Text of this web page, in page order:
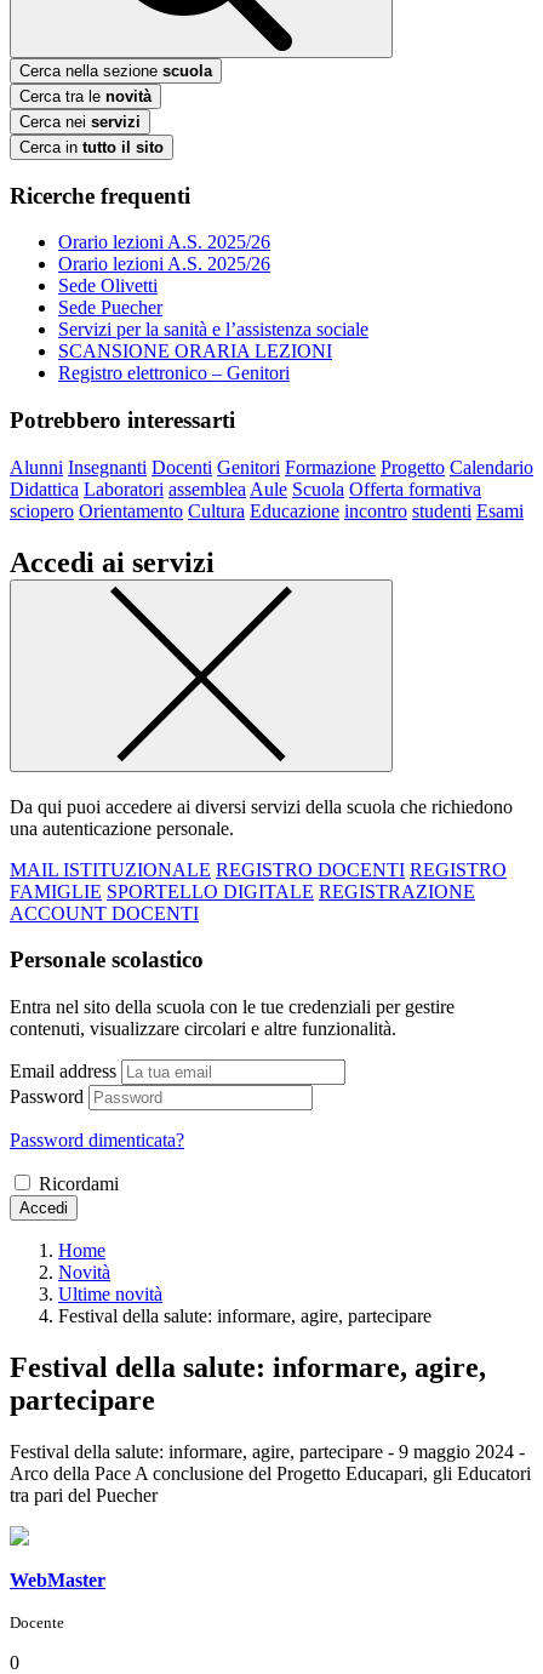
Cerca nella sezione scuola
Cerca tra le novità
Cerca nei servizi
Cerca in tutto il sito
Ricerche frequenti
Orario lezioni A.S. 2025/26
Orario lezioni A.S. 2025/26
Sede Olivetti
Sede Puecher
Servizi per la sanità e l’assistenza sociale
SCANSIONE ORARIA LEZIONI
Registro elettronico – Genitori
Potrebbero interessarti
Alunni Insegnanti Docenti Genitori Formazione Progetto Calendario
Didattica Laboratori assemblea Aule Scuola Offerta formativa
sciopero Orientamento Cultura Educazione incontro studenti Esami
Accedi ai servizi
Da qui puoi accedere ai diversi servizi della scuola che richiedono
una autenticazione personale.
MAIL ISTITUZIONALE REGISTRO DOCENTI REGISTRO
FAMIGLIE SPORTELLO DIGITALE REGISTRAZIONE
ACCOUNT DOCENTI
Personale scolastico
Entra nel sito della scuola con le tue credenziali per gestire
contenuti, visualizzare circolari e altre funzionalità.
Email address
Password
Password dimenticata?
Ricordami
Accedi
Home
Novità
Ultime novità
Festival della salute: informare, agire, partecipare
Festival della salute: informare, agire,
partecipare
Festival della salute: informare, agire, partecipare - 9 maggio 2024 -
Arco della Pace A conclusione del Progetto Educapari, gli Educatori
tra pari del Puecher
WebMaster
Docente
0